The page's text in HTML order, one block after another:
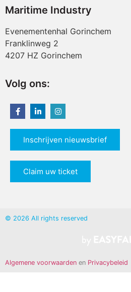
Maritime Industry
Evenementenhal Gorinchem
Franklinweg 2
4207 HZ Gorinchem
Volg ons:
Inschrijven nieuwsbrief
Claim uw ticket
© 2026 All rights reserved
Algemene voorwaarden en Privacybeleid